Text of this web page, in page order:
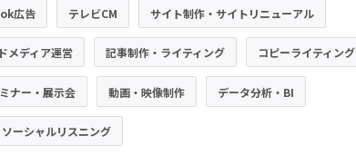
広告 テレビCM サイト制作・サイトリニューアル
メディア運営 記事制作・ライティング コピーライティング
ナー・展示会 動画・映像制作 データ分析・BI
ーシャルリスニング